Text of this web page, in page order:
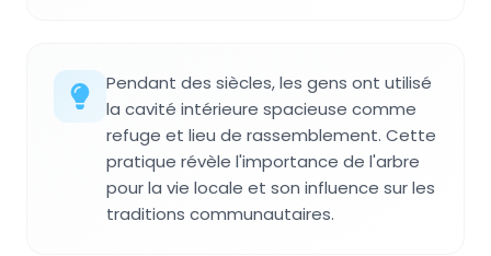
Pendant des siècles, les gens ont utilisé
la cavité intérieure spacieuse comme
refuge et lieu de rassemblement. Cette
pratique révèle l'importance de l'arbre
pour la vie locale et son influence sur les
traditions communautaires.